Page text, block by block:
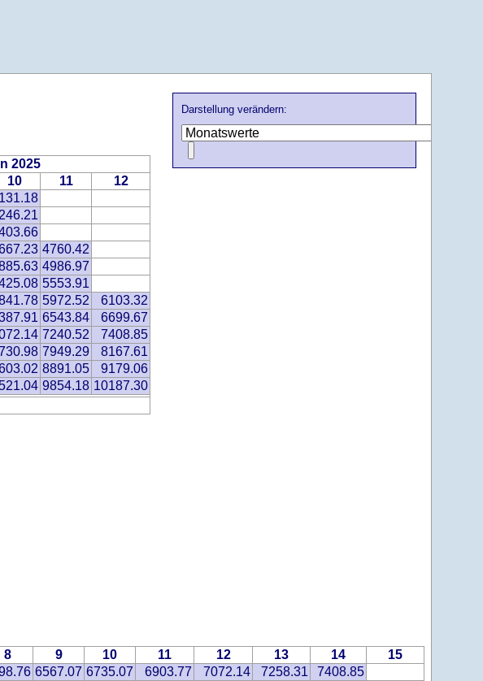
Darstellung verändern:
2025
10 11
12
4760.42
4986.97
5553.91
5972.52
6103.32
6543.84
6699.67
7240.52
7408.85
7949.29
8167.61
8891.05
9179.06
9854.18 10187.30
8 9 10 11 12 13 14
15
6567.07 6735.07 6903.77 7072.14 7258.31
7408.85